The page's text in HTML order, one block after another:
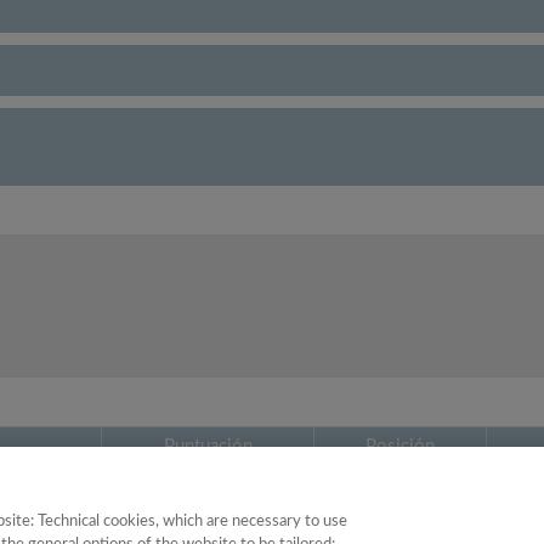
Puntuación Posición
28.74
Technical cookies, which are necessary to use